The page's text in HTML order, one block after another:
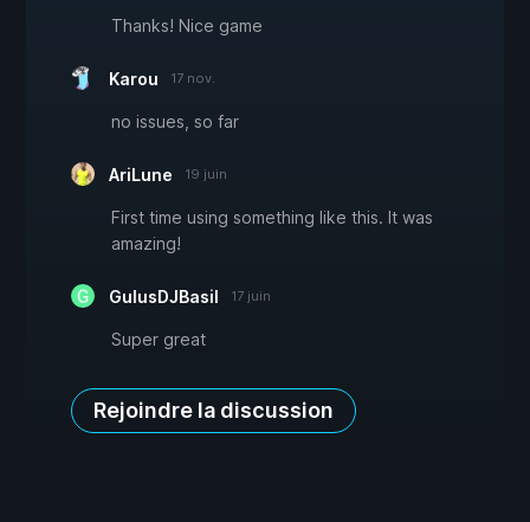
Thanks! Nice game
Karou 17 nov.
no issues, so far
AriLune 19 juin
First time using something like this. It was
amazing!
GulusDJBasil 17 juin
Super great
Rejoindre la discussion